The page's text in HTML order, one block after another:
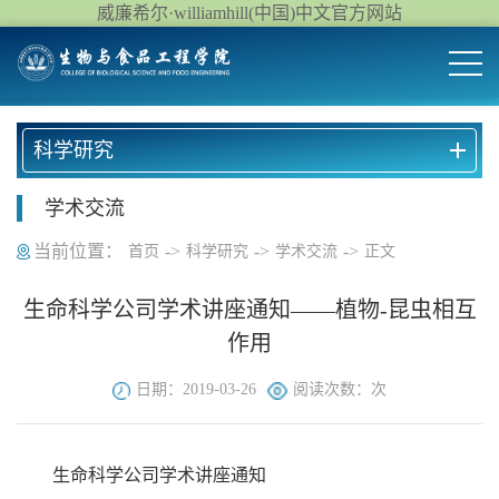
威廉希尔·williamhill(中国)中文官方网站
科学研究
学术交流
当前位置： 首页 -> 科学研究 -> 学术交流 -> 正文
生命科学公司学术讲座通知——植物-昆虫相互
作用
日期：2019-03-26 阅读次数： 次
生命科学公司学术讲座通知